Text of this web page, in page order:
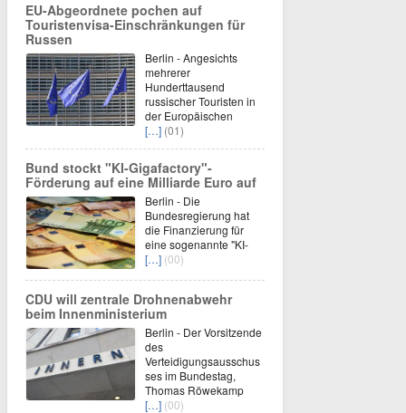
EU-Abgeordnete pochen auf
Touristenvisa-Einschränkungen für
Russen
Berlin - Angesichts
mehrerer
Hunderttausend
russischer Touristen in
der Europäischen
[…] (01)
Bund stockt "KI-Gigafactory"-
Förderung auf eine Milliarde Euro auf
Berlin - Die
Bundesregierung hat
die Finanzierung für
eine sogenannte "KI-
[…] (00)
CDU will zentrale Drohnenabwehr
beim Innenministerium
Berlin - Der Vorsitzende
des
Verteidigungsausschus
ses im Bundestag,
Thomas Röwekamp
[…] (00)